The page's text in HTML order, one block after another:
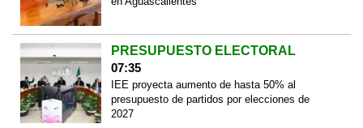
PRESUPUESTO ELECTORAL
07:35
IEE proyecta aumento de hasta 50% al
presupuesto de partidos por elecciones de
2027